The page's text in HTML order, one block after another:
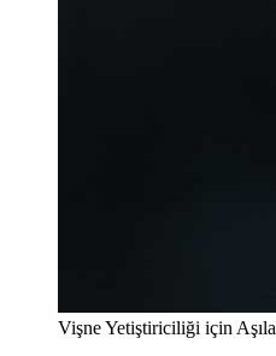
Vişne Yetiştiriciliği için